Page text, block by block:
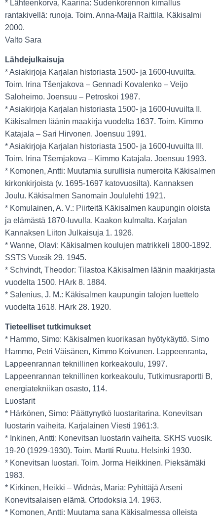
* Lähteenkorva, Kaarina: Sudenkorennon kimallus
rantakivellä: runoja. Toim. Anna-Maija Raittila. Käkisalmi
2000.
Valto Sara
Lähdejulkaisuja
* Asiakirjoja Karjalan historiasta 1500- ja 1600-luvuilta.
Toim. Irina Tšenjakova – Gennadi Kovalenko – Veijo
Saloheimo. Joensuu – Petroskoi 1987.
* Asiakirjoja Karjalan historiasta 1500- ja 1600-luvuilta II.
Käkisalmen läänin maakirja vuodelta 1637. Toim. Kimmo
Katajala – Sari Hirvonen. Joensuu 1991.
* Asiakirjoja Karjalan historiasta 1500- ja 1600-luvuilta III.
Toim. Irina Tšernjakova – Kimmo Katajala. Joensuu 1993.
* Komonen, Antti: Muutamia surullisia numeroita Käkisalmen
kirkonkirjoista (v. 1695-1697 katovuosilta). Kannaksen
Joulu. Käkisalmen Sanomain Joululehti 1921.
* Komulainen, A. V.: Piirteitä Käkisalmen kaupungin oloista
ja elämästä 1870-luvulla. Kaakon kulmalta. Karjalan
Kannaksen Liiton Julkaisuja 1. 1926.
* Wanne, Olavi: Käkisalmen koulujen matrikkeli 1800-1892.
SSTS Vuosik 29. 1945.
* Schvindt, Theodor: Tilastoa Käkisalmen läänin maakirjasta
vuodelta 1500. HArk 8. 1884.
* Salenius, J. M.: Käkisalmen kaupungin talojen luettelo
vuodelta 1618. HArk 28. 1920.
Tieteelliset tutkimukset
* Hammo, Simo: Käkisalmen kuorikasan hyötykäyttö. Simo
Hammo, Petri Väisänen, Kimmo Koivunen. Lappeenranta,
Lappeenrannan teknillinen korkeakoulu, 1997.
Lappeenrannan teknillinen korkeakoulu, Tutkimusraportti B,
energiatekniikan osasto, 114.
Luostarit
* Härkönen, Simo: Päättynytkö luostaritarina. Konevitsan
luostarin vaiheita. Karjalainen Viesti 1961:3.
* Inkinen, Antti: Konevitsan luostarin vaiheita. SKHS vuosik.
19-20 (1929-1930). Toim. Martti Ruutu. Helsinki 1930.
* Konevitsan luostari. Toim. Jorma Heikkinen. Pieksämäki
1983.
* Kirkinen, Heikki – Widnäs, Maria: Pyhittäjä Arseni
Konevitsalaisen elämä. Ortodoksia 14. 1963.
* Komonen, Antti: Muutama sana Käkisalmessa olleista